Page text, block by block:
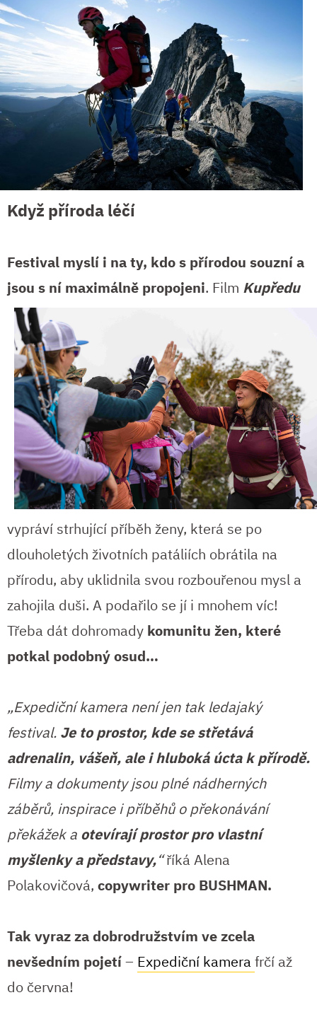
Když příroda léčí
Festival myslí i na ty, kdo s přírodou souzní a
jsou s ní maximálně propojeni. Film Kupředu
vypráví strhující příběh ženy, která se po
dlouholetých životních patáliích obrátila na
přírodu, aby uklidnila svou rozbouřenou mysl a
zahojila duši. A podařilo se jí i mnohem víc!
Třeba dát dohromady komunitu žen, které
potkal podobný osud…
„Expediční kamera není jen tak ledajaký
festival. Je to prostor, kde se střetává
adrenalin, vášeň, ale i hluboká úcta k přírodě.
Filmy a dokumenty jsou plné nádherných
záběrů, inspirace i příběhů o překonávání
překážek a otevírají prostor pro vlastní
myšlenky a představy,“říká Alena
Polakovičová, copywriter pro BUSHMAN.
Tak vyraz za dobrodružstvím ve zcela
nevšedním pojetí– Expediční kamerafrčí až
do června!